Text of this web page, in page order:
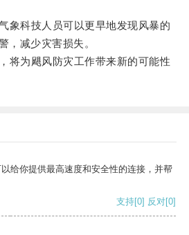
科技人员可以更早地发现风暴的
，减少灾害损失。
为飓风防灾工作带来新的可能性
给你提供最高速度和安全性的连接，并帮
支持[0] 反对[0]